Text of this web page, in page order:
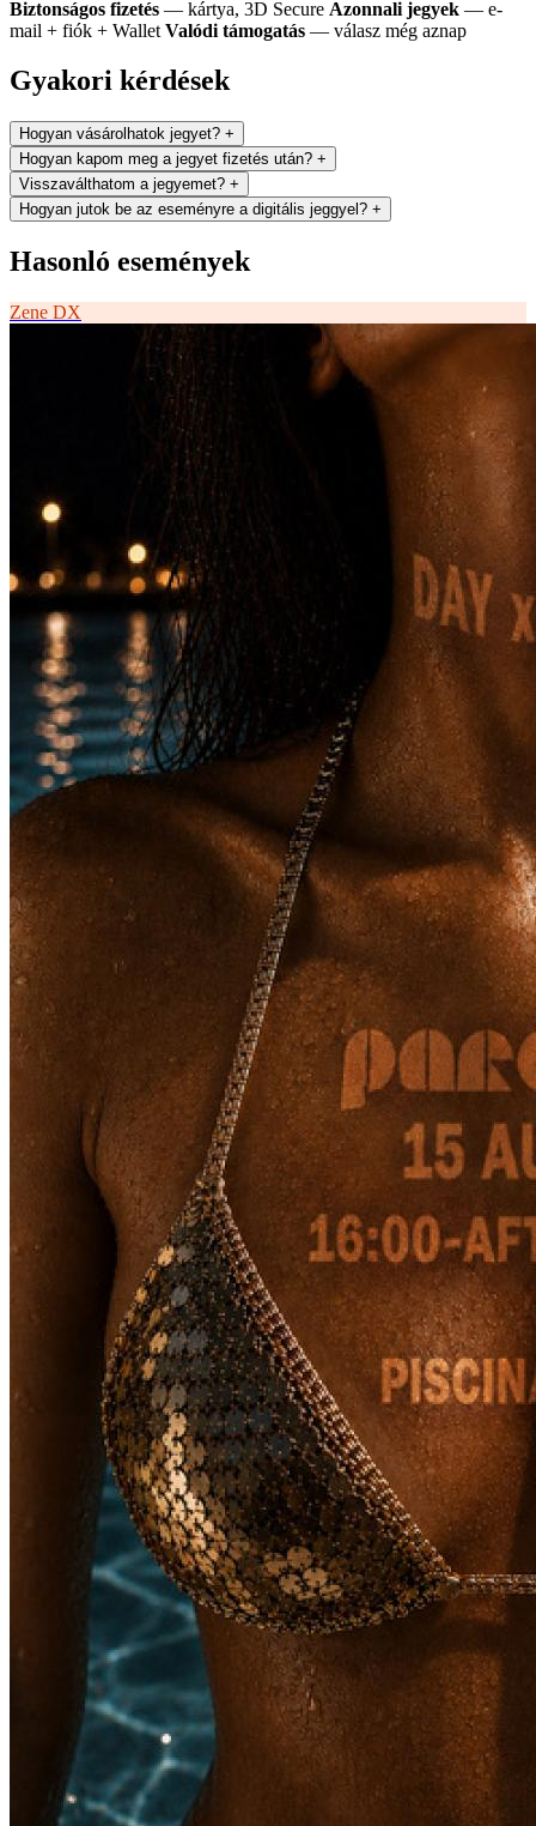
Biztonságos fizetés — kártya, 3D Secure Azonnali jegyek — e-
mail + fiók + Wallet Valódi támogatás — válasz még aznap
Gyakori kérdések
Hogyan vásárolhatok jegyet? +
Hogyan kapom meg a jegyet fizetés után? +
Visszaválthatom a jegyemet? +
Hogyan jutok be az eseményre a digitális jeggyel? +
Hasonló események
Zene DX